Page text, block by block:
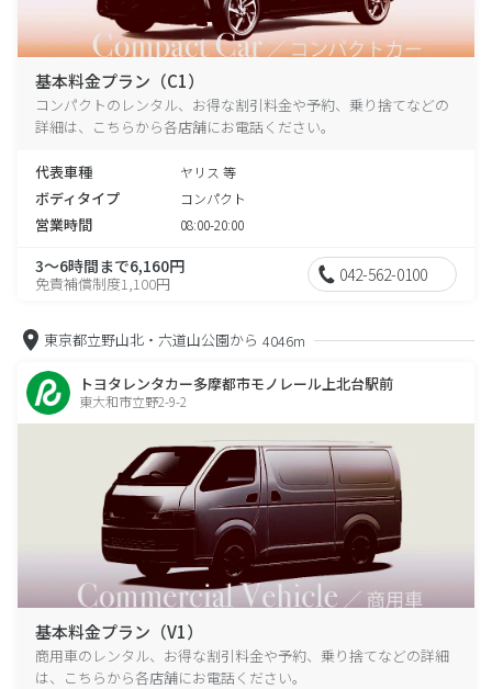
基本料金プラン（C1）
コンパクトのレンタル、お得な割引料金や予約、乗り捨てなどの
詳細は、こちらから各店舗にお電話ください。
代表車種 ヤリス 等
ボディタイプ コンパクト
営業時間 08:00-20:00
3～6時間まで6,160円
免責補償制度1,100円 042-562-0100
東京都立野山北・六道山公園から 4046m
トヨタレンタカー多摩都市モノレール上北台駅前
東大和市立野2-9-2
基本料金プラン（V1）
商用車のレンタル、お得な割引料金や予約、乗り捨てなどの詳細
は、こちらから各店舗にお電話ください。